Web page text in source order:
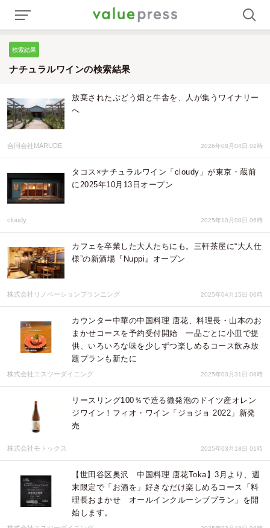
検索結果
ナチュラルワインの検索結果
放棄されたぶどう畑と牛舎を、人が集うワイナリー
へ
合同会社MARUDE 2026年08月04日 02時
タコス×ナチュラルワイン「cloudy」が東京・蔵前
に2025年10月13日オープン
cloudy 2025年10月08日 06時
カフェを卒業した大人たちにも。三軒茶屋に“大人仕
様”の新酒場『Nuppi』オープン
株式会社リノベーションプランニング 2025年04月15日 06時
カウンター中華の中国料理 唐花、料理長・山本のお
まかせコースを予約受付開始 一品ごとに小皿で提
供、いろいろな味を少しずつ楽しめるコース飲み放
題プランも新たに
株式会社エスツーダイニング 2025年03月31日 08時
リースリング100％で造る微発泡のドイツ産オレン
ジワイン！フィオ・ワイン「ジョジョ 2022」新発
売
株式会社モトックス 2025年03月18日 01時
【世田谷区奥沢 中国料理 唐花Toka】3月より、週
末限定で「お酒を」好きなだけ楽しめるコース「料
理長おまかせ オールインクルーシブプラン」を開
始します。